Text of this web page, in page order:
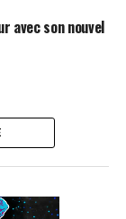
avec son nouvel